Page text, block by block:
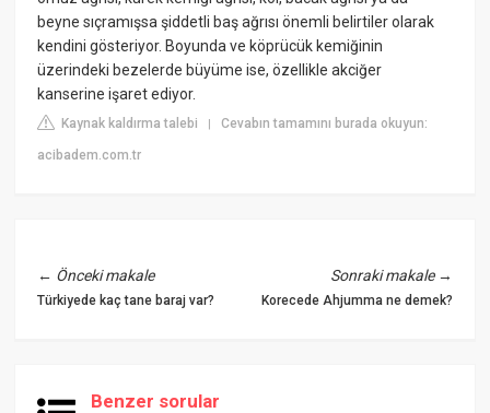
beyne sıçramışsa şiddetli baş ağrısı önemli belirtiler olarak
kendini gösteriyor. Boyunda ve köprücük kemiğinin
üzerindeki bezelerde büyüme ise, özellikle akciğer
kanserine işaret ediyor.
Kaynak kaldırma talebi |Cevabın tamamını burada okuyun:
acibadem.com.tr
← Önceki makale
Türkiyede kaç tane baraj var?
Sonraki makale→
Korecede Ahjumma ne demek?
Benzer sorular